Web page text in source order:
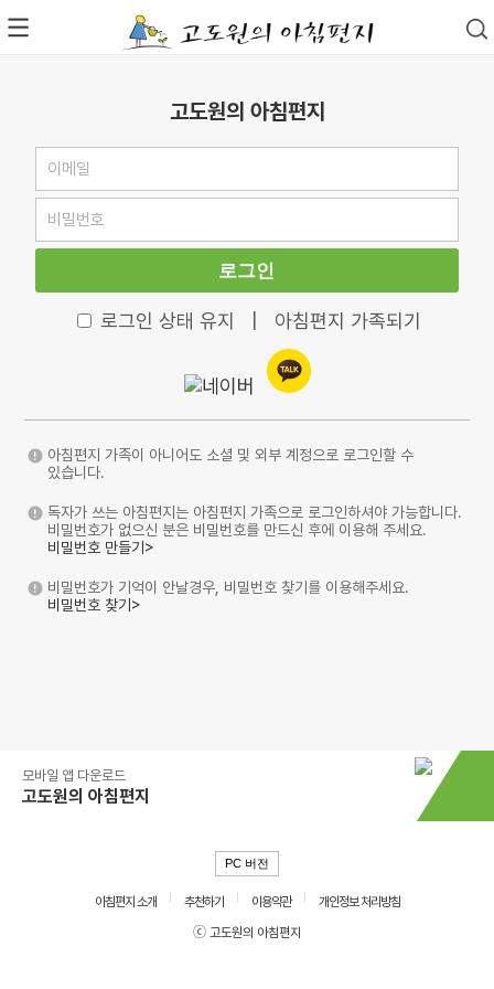
고도원의 아침편지
로그인
로그인 상태 유지 아침편지 가족되기
아침편지 가족이 아니어도 소셜 및 외부 계정으로 로그인할 수
있습니다.
독자가 쓰는 아침편지는 아침편지 가족으로 로그인하셔야 가능합니다.
비밀번호가 없으신 분은 비밀번호를 만드신 후에 이용해 주세요.
비밀번호 만들기>
비밀번호가 기억이 안날경우, 비밀번호 찾기를 이용해주세요.
비밀번호 찾기>
모바일 앱 다운로드
고도원의 아침편지
PC 버전
아침편지 소개 추천하기 이용약관
개인정보 처리방침
ⓒ 고도원의 아침편지